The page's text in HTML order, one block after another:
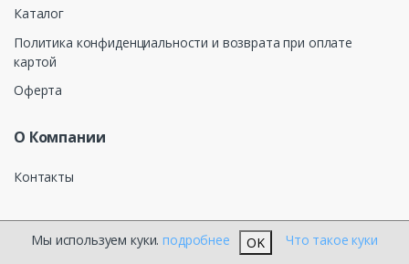
Каталог
Политика конфиденциальности и возврата при оплате
картой
Оферта
О Компании
Контакты
КЕЛТОС ЭЛЕКТРОТЕХНИКА
Мы используем куки.подробнее OK Что такое куки